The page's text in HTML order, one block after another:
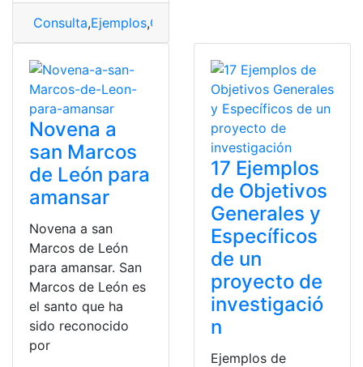
Consulta,Ejemplos,Objetivos generales y específicos
Novena a
san Marcos
de León para
amansar
Novena a san
Marcos de León
para amansar. San
Marcos de León es
el santo que ha
sido reconocido
por
17 Ejemplos
de Objetivos
Generales y
Específicos
de un
proyecto de
investigació
n
Ejemplos de